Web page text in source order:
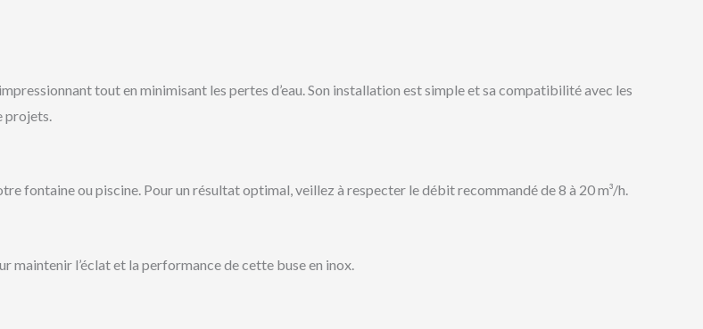
tout en minimisant les pertes d’eau. Son installation est simple et sa compatibilité avec les
projets.
fontaine ou piscine. Pour un résultat optimal, veillez à respecter le débit recommandé de 8 à 20 m³/h.
maintenir l’éclat et la performance de cette buse en inox.